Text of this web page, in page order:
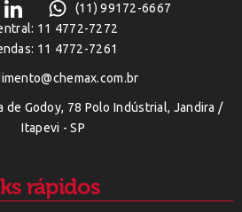
(11) 99172-6667
11 4772-7272
11 4772-7261
de Godoy, 78 Polo Indústrial, Jandira /
Itapevi - SP
rápidos